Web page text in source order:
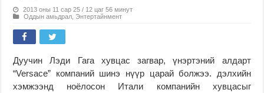
2013 оны 11 сар 25 / 12 цаг 56 минут
Оддын амьдрал Энтертайнмент
Дуучин Лэди Гага хувцас загвар, үнэртэний алдарт
“Versace” компаний шинэ нүүр царай болжээ. дэлхийн
хэмжээнд ноёлосон Итали компанийн хувцасыг